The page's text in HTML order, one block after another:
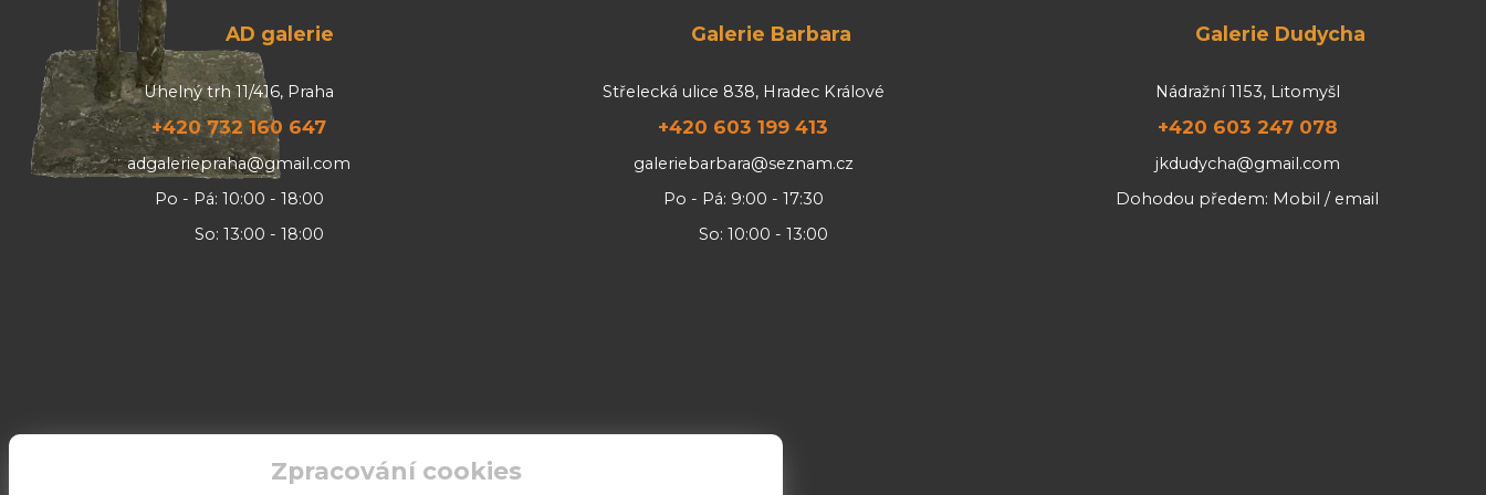
AD galerie
Uhelný trh 11/416, Praha
+420 732 160 647
adgaleriepraha@gmail.com
Po - Pá: 10:00 - 18:00
So: 13:00 - 18:00
Galerie Barbara
Střelecká ulice 838, Hradec Králové
+420 603 199 413
galeriebarbara@seznam.cz
Po - Pá: 9:00 - 17:30
So: 10:00 - 13:00
Galerie Dudycha
Nádražní 1153, Litomyšl
+420 603 247 078
jkdudycha@gmail.com
Dohodou předem: Mobil / email
Zpracování cookies